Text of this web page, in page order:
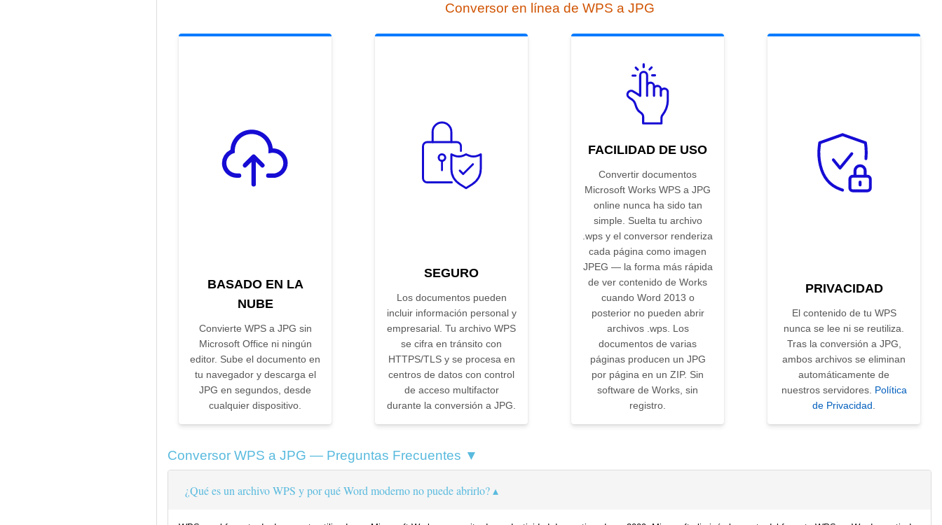
Conversor en línea de WPS a JPG
BASADO EN LA
NUBE
Convierte WPS a JPG sin
Microsoft Office ni ningún
editor. Sube el documento en
tu navegador y descarga el
JPG en segundos, desde
cualquier dispositivo.
SEGURO
Los documentos pueden
incluir información personal y
empresarial. Tu archivo WPS
se cifra en tránsito con
HTTPS/TLS y se procesa en
centros de datos con control
de acceso multifactor
durante la conversión a JPG.
FACILIDAD DE USO
Convertir documentos
Microsoft Works WPS a JPG
online nunca ha sido tan
simple. Suelta tu archivo
.wps y el conversor renderiza
cada página como imagen
JPEG — la forma más rápida
de ver contenido de Works
cuando Word 2013 o
posterior no pueden abrir
archivos .wps. Los
documentos de varias
páginas producen un JPG
por página en un ZIP. Sin
software de Works, sin
registro.
PRIVACIDAD
El contenido de tu WPS
nunca se lee ni se reutiliza.
Tras la conversión a JPG,
ambos archivos se eliminan
automáticamente de
nuestros servidores. Política
de Privacidad
Conversor WPS a JPG — Preguntas Frecuentes ▼
¿Qué es un archivo WPS y por qué Word moderno no puede abrirlo?